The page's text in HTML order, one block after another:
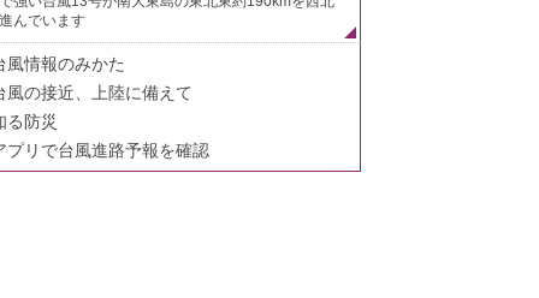
んでいます
風情報のみかた
風の接近、上陸に備えて
る防災
プリで台風進路予報を確認